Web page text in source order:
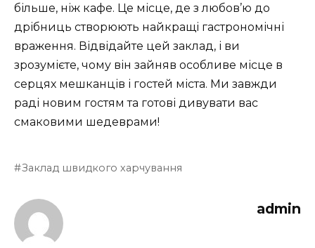
більше, ніж кафе. Це місце, де з любов’ю до
дрібниць створюють найкращі гастрономічні
враження. Відвідайте цей заклад, і ви
зрозумієте, чому він зайняв особливе місце в
серцях мешканців і гостей міста. Ми завжди
раді новим гостям та готові дивувати вас
смаковими шедеврами!
Заклад швидкого харчування
admin